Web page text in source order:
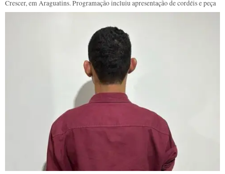
Crescer, em Araguatins. Programação incluiu apresentação de cordéis e peça